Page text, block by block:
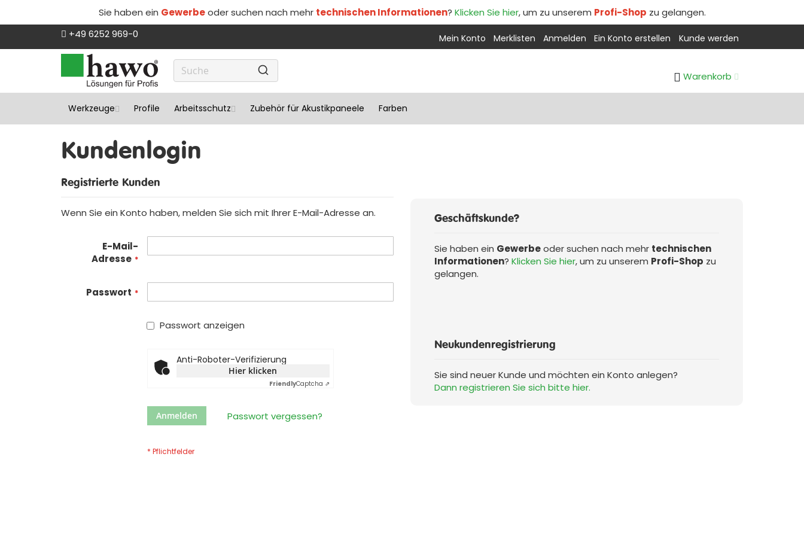
Sie haben ein Gewerbeoder suchen nach mehr technischen Informationen? Klicken Sie hier, um zu unserem Profi-Shop zu gelangen.
Direkt
+49 6252 969-0 Kunde werden
Mein Konto Merklisten Anmelden Ein Konto erstellen
Warenkorb
Werkzeuge Profile Arbeitsschutz Zubehör für Akustikpaneele Farben
Kundenlogin
Registrierte Kunden
Wenn Sie ein Konto haben, melden Sie sich mit Ihrer E-Mail-Adresse an.
E-Mail-
Adresse
Passwort
Passwort anzeigen
Anti-Roboter-Verifizierung
Hier klicken
FriendlyCaptcha ⇗
Anmelden Passwort vergessen?
Geschäftskunde?
Sie haben ein Gewerbeoder suchen nach mehr technischen
Informationen? Klicken Sie hier, um zu unserem Profi-Shop zu
gelangen.
Neukundenregistrierung
Sie sind neuer Kunde und möchten ein Konto anlegen?
Dann registrieren Sie sich bitte hier.